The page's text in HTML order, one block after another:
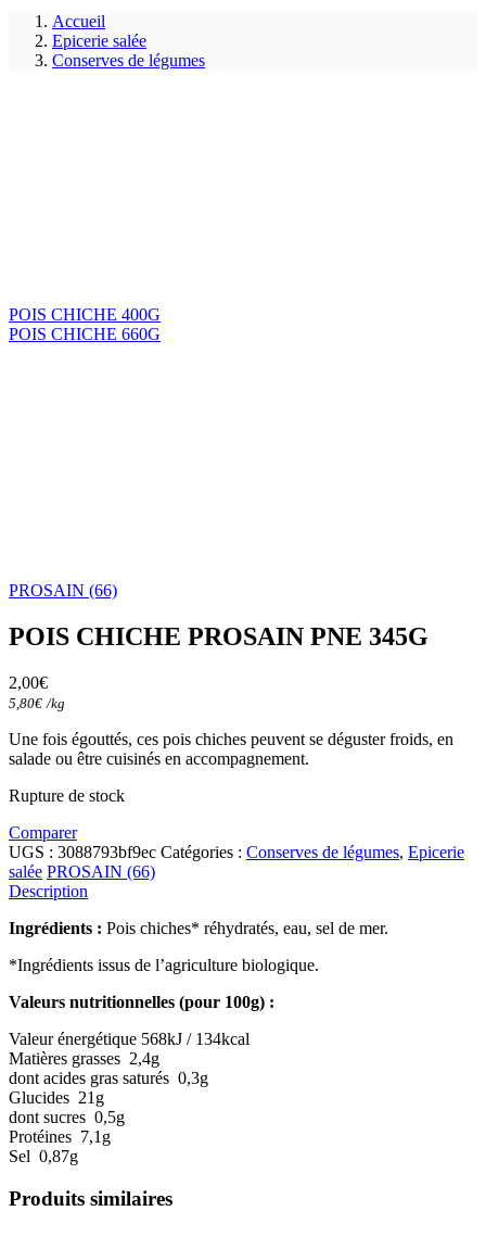
Accueil
Epicerie salée
Conserves de légumes
POIS CHICHE 400G
POIS CHICHE 660G
PROSAIN (66)
POIS CHICHE PROSAIN PNE 345G
2,00€
5,80€ /kg
Une fois égouttés, ces pois chiches peuvent se déguster froids, en
salade ou être cuisinés en accompagnement.
Rupture de stock
Comparer
UGS : 3088793bf9ec Catégories : Conserves de légumes, Epicerie
salée PROSAIN (66)
Description
Ingrédients : Pois chiches* réhydratés, eau, sel de mer.
*Ingrédients issus de l’agriculture biologique.
Valeurs nutritionnelles (pour 100g) :
Valeur énergétique 568kJ / 134kcal
Matières grasses 2,4g
dont acides gras saturés 0,3g
Glucides 21g
dont sucres 0,5g
Protéines 7,1g
Sel 0,87g
Produits similaires